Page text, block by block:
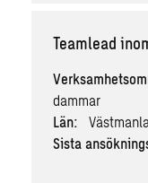
Teamlead
dammar
Län:
Sista